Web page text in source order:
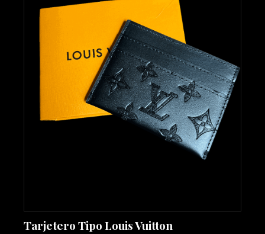
Tarjetero Tipo Louis Vuitton